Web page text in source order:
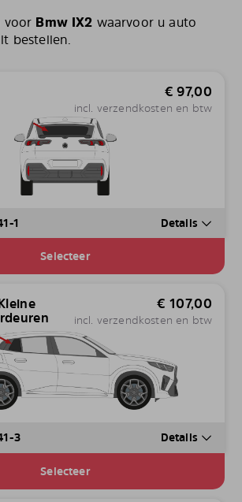
voor Bmw IX2 waarvoor u auto
bestellen.
€ 97,00
incl. verzendkosten en btw
1 Details
Selecteer
€ 107,00
incl. verzendkosten en btw
3 Details
Selecteer